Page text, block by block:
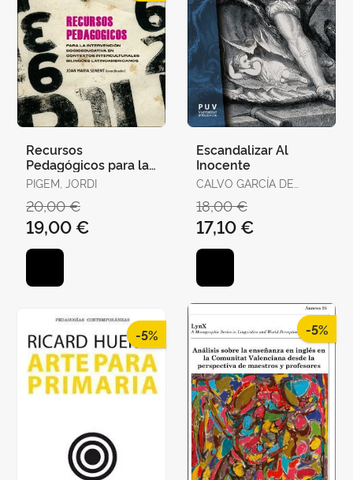
Recursos
Pedagógicos para la
Intervención
Socioeducativa en
Contextos Intercultu
PIGEM, JORDI
20,00 €
19,00 €
Escandalizar Al
Inocente
CALVO GARCÍA DE
/ ALCANTUD DÍAZ,
MARÍA
18,00 €
17,10 €
-5% -5%